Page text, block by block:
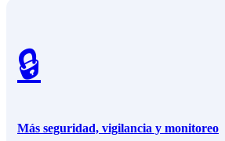
🔒
Más seguridad, vigilancia y monitoreo